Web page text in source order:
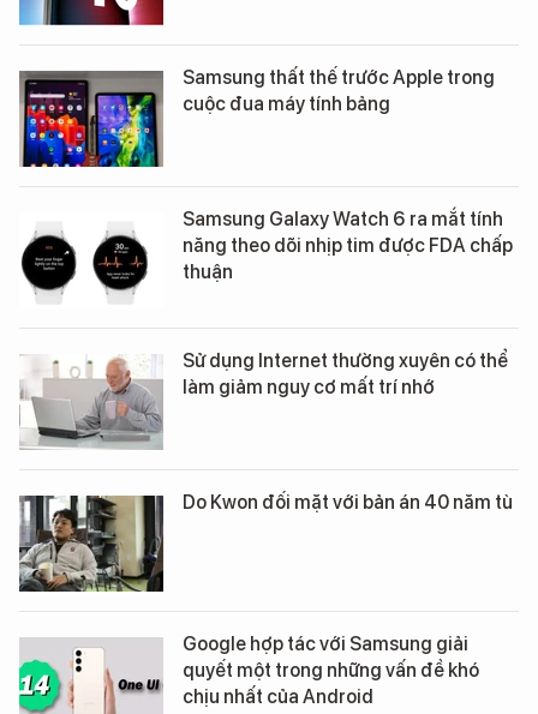
Samsung thất thế trước Apple trong
cuộc đua máy tính bảng
Samsung Galaxy Watch 6 ra mắt tính
năng theo dõi nhịp tim được FDA chấp
thuận
Sử dụng Internet thường xuyên có thể
làm giảm nguy cơ mất trí nhớ
Do Kwon đối mặt với bản án 40 năm tù
Google hợp tác với Samsung giải
quyết một trong những vấn đề khó
chịu nhất của Android